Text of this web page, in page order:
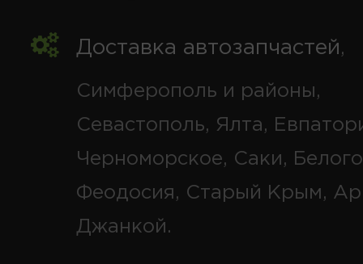
Доставка автозапчастей,
Симферополь и районы,
Севастополь, Ялта,
Черноморское, Саки,
Феодосия, Старый Крым,
Джанкой.